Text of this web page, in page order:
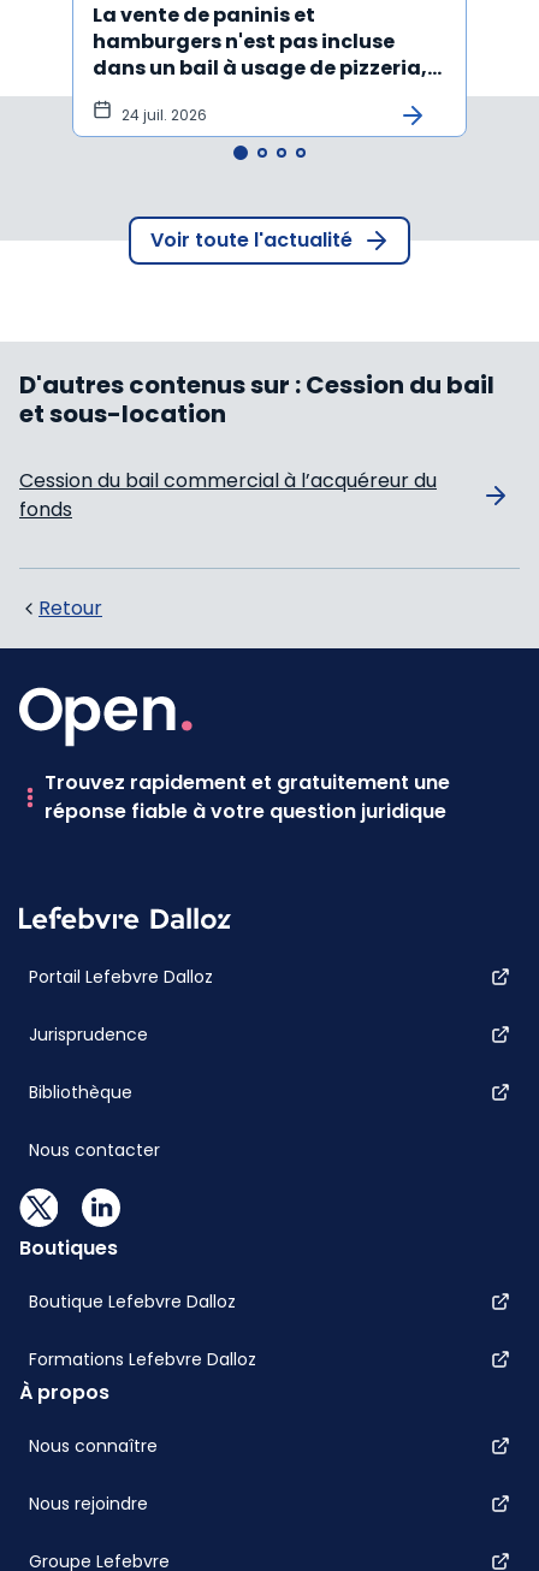
La vente de paninis et
hamburgers n'est pas incluse
dans un bail à usage de pizzeria,
pâtes, salades
24 juil. 2026
Voir toute l'actualité
D'autres contenus sur :Cession du bail
et sous-location
Cession du bail commercial à l’acquéreur du
fonds
Retour
Trouvez rapidement et gratuitement une
réponse fiable à votre question juridique
Portail Lefebvre Dalloz
Jurisprudence
Bibliothèque
Nous contacter
Boutiques
Boutique Lefebvre Dalloz
Formations Lefebvre Dalloz
À propos
Nous connaître
Nous rejoindre
Groupe Lefebvre